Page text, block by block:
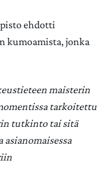
ehdotti
kumoamista, jonka
maisterin
tarkoitettu
tutkinto tai sitä